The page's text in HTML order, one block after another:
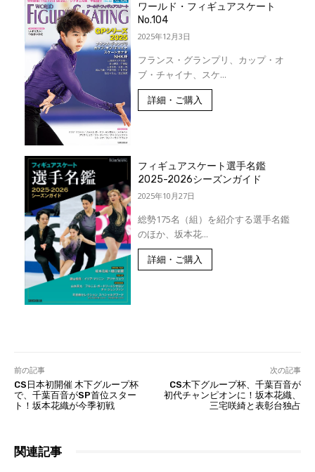
ワールド・フィギュアスケート
No.104
2025年12月3日
フランス・グランプリ、カップ・オ
ブ・チャイナ、スケ...
詳細・ご購入
フィギュアスケート選手名鑑
2025-2026シーズンガイド
2025年10月27日
総勢175名（組）を紹介する選手名鑑
のほか、坂本花...
詳細・ご購入
前の記事
CS日本初開催 木下グループ杯
で、千葉百音がSP首位スター
ト！坂本花織が今季初戦
次の記事
CS木下グループ杯、千葉百音が
初代チャンピオンに！坂本花織、
三宅咲綺と表彰台独占
関連記事